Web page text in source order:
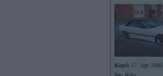
Kopš: 17. Apr 2006